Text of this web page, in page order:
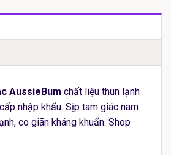
AussieBum chất liệu thun lạnh
nhập khẩu. Sịp tam giác nam
co giãn kháng khuẩn. Shop